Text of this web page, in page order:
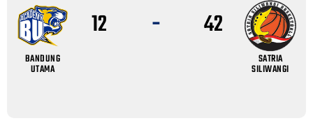
BANDUNG
UTAMA
12 - 42
SATRIA
SILIWANGI